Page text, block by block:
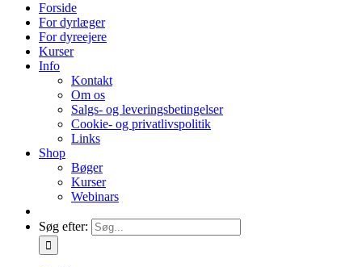
Forside
For dyrlæger
For dyreejere
Kurser
Info
Kontakt
Om os
Salgs- og leveringsbetingelser
Cookie- og privatlivspolitik
Links
Shop
Bøger
Kurser
Webinars
Søg efter: